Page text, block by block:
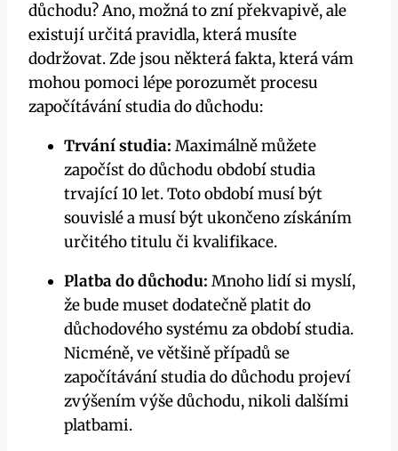
důchodu? Ano, možná to zní překvapivě, ale
existují určitá pravidla, která musíte
dodržovat. Zde jsou některá fakta, která vám
mohou pomoci lépe porozumět procesu
započítávání studia do důchodu:
Trvání studia: Maximálně můžete
započíst do důchodu období studia
trvající 10 let. Toto období musí být
souvislé a musí být ukončeno získáním
určitého titulu či kvalifikace.
Platba do důchodu: Mnoho lidí si myslí,
že bude muset dodatečně platit do
důchodového systému za období studia.
Nicméně, ve většině případů se
započítávání studia do důchodu projeví
zvýšením výše důchodu, nikoli dalšími
platbami.